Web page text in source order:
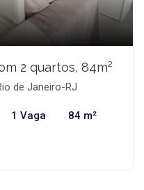
2 quartos, 84m²
de Janeiro-RJ
1 Vaga 84 m²